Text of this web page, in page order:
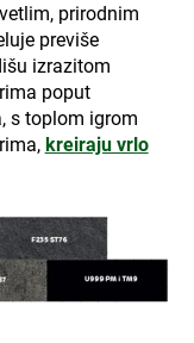
prirodnim
previše
izrazitom
poput
s toplom igrom
kreiraju vrlo